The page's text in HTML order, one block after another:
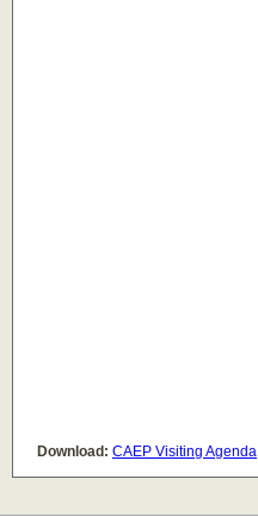
Download: CAEP Visiting Agenda